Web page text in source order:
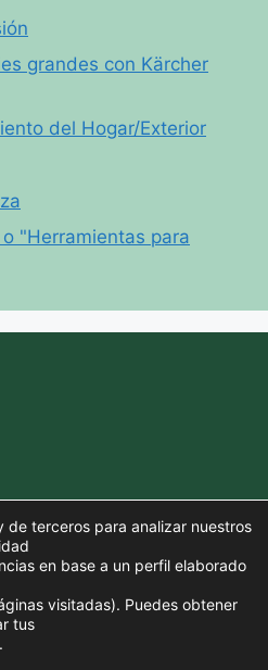
grandes con Kärcher
del Hogar/Exterior
"Herramientas para
de terceros para analizar nuestros
en base a un perfil elaborado
visitadas). Puedes obtener
tus
.